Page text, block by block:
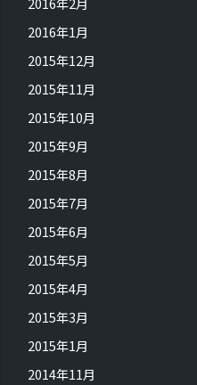
2016年1月
2015年12月
2015年11月
2015年10月
2015年9月
2015年8月
2015年7月
2015年6月
2015年5月
2015年4月
2015年3月
2015年1月
2014年11月